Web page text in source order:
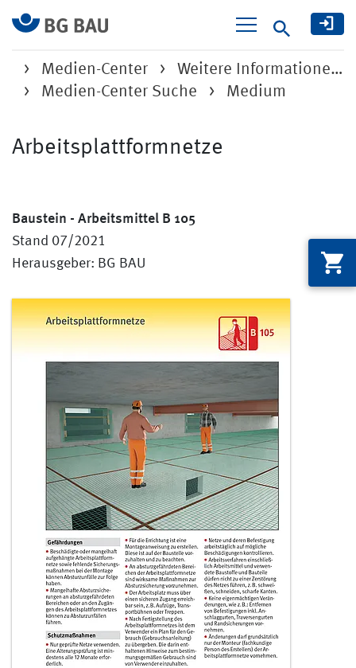
Suche
Medien-Center
Weitere Informatione…
Medien-Center Suche
Medium
Arbeitsplattformnetze
Baustein - Arbeitsmittel B 105
Stand 07/2021
Herausgeber: BG BAU